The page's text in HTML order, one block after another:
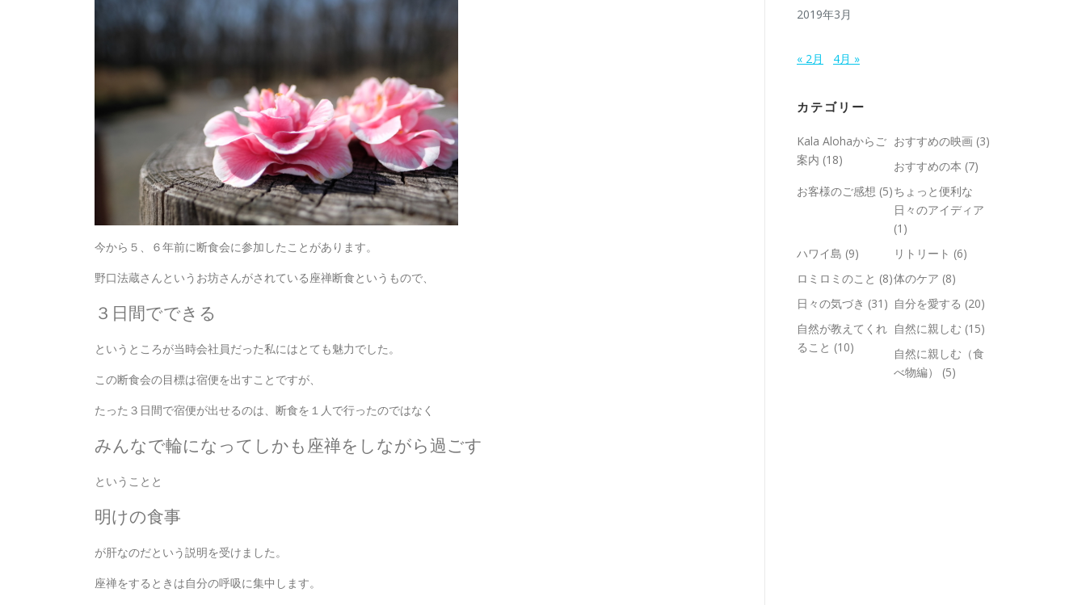
今から５、６年前に断食会に参加したことがあります。
野口法蔵さんというお坊さんがされている座禅断食というもので、
３日間でできる
というところが当時会社員だった私にはとても魅力でした。
この断食会の目標は宿便を出すことですが、
たった３日間で宿便が出せるのは、断食を１人で行ったのではなく
みんなで輪になってしかも座禅をしながら過ごす
ということと
明けの食事
が肝なのだという説明を受けました。
座禅をするときは自分の呼吸に集中します。
2019年3月
« 2月 4月 »
カテゴリー
Kala Alohaからご
案内 (18)
おすすめの映画 (3)
おすすめの本 (7)
お客様のご感想 (5)ちょっと便利な
日々のアイディア
(1)
ハワイ島 (9) リトリート (6)
ロミロミのこと (8)体のケア (8)
日々の気づき (31) 自分を愛する (20)
自然が教えてくれ
ること (10)
自然に親しむ (15)
自然に親しむ（食
べ物編）
(5)